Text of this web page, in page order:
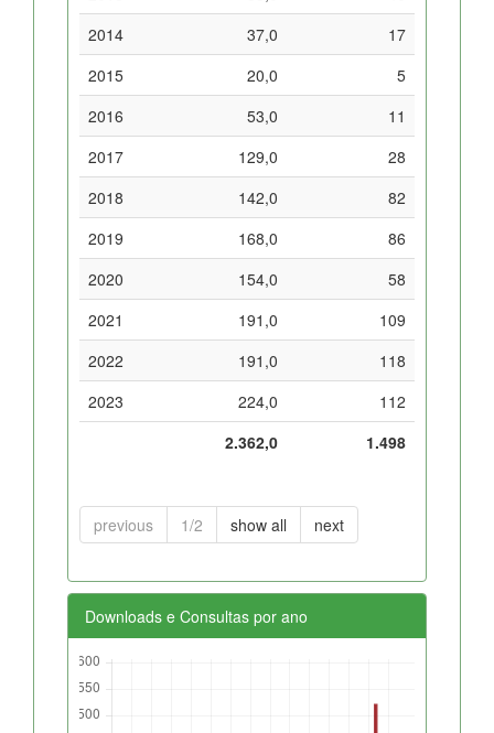
2014
37,0
17
2015
20,0
5
2016
53,0
11
2017
129,0
28
2018
142,0
82
2019
168,0
86
2020
154,0
58
2021
191,0
109
2022
191,0
118
2023
224,0
112
2.362,0
1.498
previous 1/2 show all next
Downloads e Consultas por ano